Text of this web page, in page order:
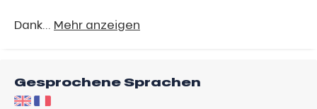
Dank... Mehr anzeigen
Gesprochene Sprachen